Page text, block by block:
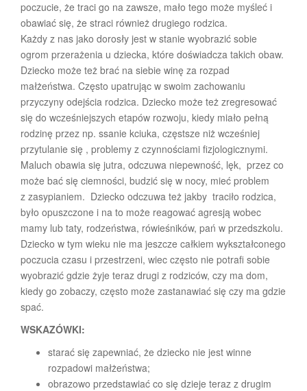
poczucie, że traci go na zawsze, mało tego może myśleć i
obawiać się, że straci również drugiego rodzica.
Każdy z nas jako dorosły jest w stanie wyobrazić sobie
ogrom przerażenia u dziecka, które doświadcza takich obaw.
Dziecko może też brać na siebie winę za rozpad
małżeństwa. Często upatrując w swoim zachowaniu
przyczyny odejścia rodzica. Dziecko może też zregresować
się do wcześniejszych etapów rozwoju, kiedy miało pełną
rodzinę przez np. ssanie kciuka, częstsze niż wcześniej
przytulanie się , problemy z czynnościami fizjologicznymi.
Maluch obawia się jutra, odczuwa niepewność, lęk, przez co
może bać się ciemności, budzić się w nocy, mieć problem
z zasypianiem. Dziecko odczuwa też jakby traciło rodzica,
było opuszczone i na to może reagować agresją wobec
mamy lub taty, rodzeństwa, rówieśników, pań w przedszkolu.
Dziecko w tym wieku nie ma jeszcze całkiem wykształconego
poczucia czasu i przestrzeni, wiec często nie potrafi sobie
wyobrazić gdzie żyje teraz drugi z rodziców, czy ma dom,
kiedy go zobaczy, często może zastanawiać się czy ma gdzie
spać.
WSKAZÓWKI:
starać się zapewniać, że dziecko nie jest winne
rozpadowi małżeństwa;
obrazowo przedstawiać co się dzieje teraz z drugim